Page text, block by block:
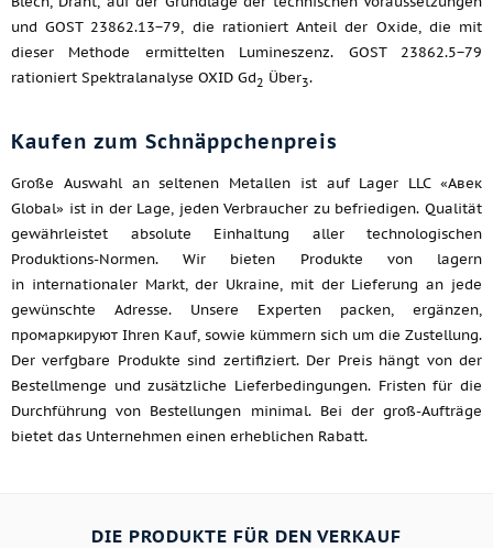
und GOST 23862.13−79, die rationiert Anteil der Oxide, die mit
dieser Methode ermittelten Lumineszenz. GOST 23862.5−79
rationiert Spektralanalyse OXID Gd2 Über3.
Kaufen zum Schnäppchenpreis
Große Auswahl an seltenen Metallen ist auf Lager LLC «Авек
Global» ist in der Lage, jeden Verbraucher zu befriedigen. Qualität
gewährleistet absolute Einhaltung aller technologischen
Produktions-Normen. Wir bieten Produkte von lagern
in internationaler Markt, der Ukraine, mit der Lieferung an jede
gewünschte Adresse. Unsere Experten packen, ergänzen,
промаркируют Ihren Kauf, sowie kümmern sich um die Zustellung.
Der verfgbare Produkte sind zertifiziert. Der Preis hängt von der
Bestellmenge und zusätzliche Lieferbedingungen. Fristen für die
Durchführung von Bestellungen minimal. Bei der groß-Aufträge
bietet das Unternehmen einen erheblichen Rabatt.
DIE PRODUKTE FÜR DEN VERKAUF